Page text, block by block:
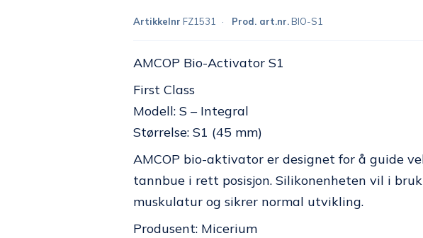
Artikkelnr FZ1531 Prod. art.nr. BIO-S1
AMCOP Bio-Activator S1
First Class
Modell: S – Integral
Størrelse: S1 (45 mm)
AMCOP bio-aktivator er designet for å guide
tannbue i rett posisjon. Silikonenheten vil i
muskulatur og sikrer normal utvikling.
Produsent: Micerium